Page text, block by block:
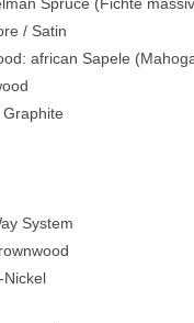
/ Satin
african Sapele
System
Nickel